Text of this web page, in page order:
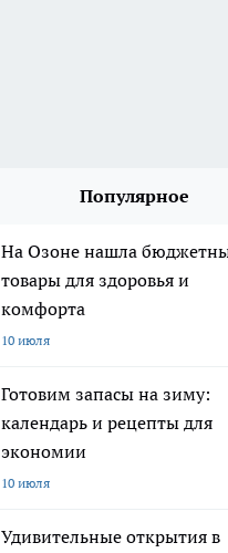
Популярное
На Озоне нашла
товары для здоровья и
комфорта
10 июля
Готовим запасы на зиму:
календарь и рецепты для
экономии
10 июля
Удивительные открытия в